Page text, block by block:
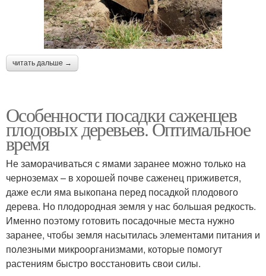
читать дальше →
Особенности посадки саженцев
плодовых деревьев. Оптимальное
время
Не заморачиваться с ямами заранее можно только на
черноземах – в хорошей почве саженец приживется,
даже если яма выкопана перед посадкой плодового
дерева. Но плодородная земля у нас большая редкость.
Именно поэтому готовить посадочные места нужно
заранее, чтобы земля насытилась элементами питания и
полезными микроорганизмами, которые помогут
растениям быстро восстановить свои силы.